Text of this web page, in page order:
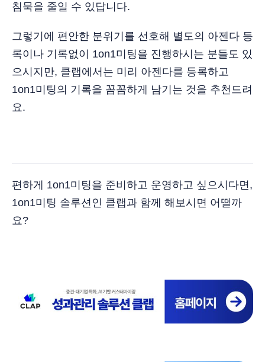
침묵을 줄일 수 있답니다.
그렇기에 편안한 분위기를 선호해 별도의 아젠다 등
록이나 기록없이 1on1미팅을 진행하시는 분들도 있
으시지만, 클랩에서는 미리 아젠다를 등록하고
1on1미팅의 기록을 꼼꼼하게 남기는 것을 추천드려
요.
편하게 1on1미팅을 준비하고 운영하고 싶으시다면,
1on1미팅 솔루션인 클랩과 함께 해보시면 어떨까
요?